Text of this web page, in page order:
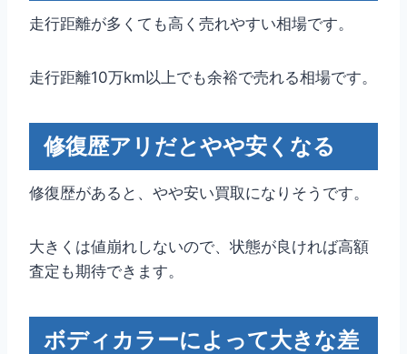
走行距離が多くても高く売れやすい相場です。
走行距離10万km以上でも余裕で売れる相場です。
修復歴アリだとやや安くなる
修復歴があると、やや安い買取になりそうです。
大きくは値崩れしないので、状態が良ければ高額
査定も期待できます。
ボディカラーによって大きな差